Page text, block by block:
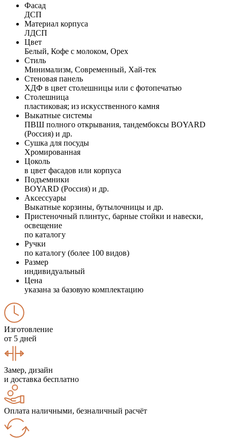
Фасад
ДСП
Материал корпуса
ЛДСП
Цвет
Белый, Кофе с молоком, Орех
Стиль
Минимализм, Современный, Хай-тек
Стеновая панель
ХДФ в цвет столешницы или с фотопечатью
Столешница
пластиковая; из искусственного камня
Выкатные системы
ПВШ полного открывания, тандембоксы BOYARD
(Россия) и др.
Сушка для посуды
Хромированная
Цоколь
в цвет фасадов или корпуса
Подъемники
BOYARD (Россия) и др.
Аксессуары
Выкатные корзины, бутылочницы и др.
Пристеночный плинтус, барные стойки и навески,
освещение
по каталогу
Ручки
по каталогу (более 100 видов)
Размер
индивидуальный
Цена
указана за базовую комплектацию
Изготовление
от 5 дней
Замер, дизайн
и доставка бесплатно
Оплата наличными, безналичный расчёт